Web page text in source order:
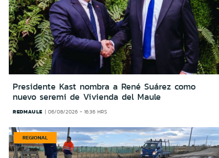
Presidente Kast nombra a René Suárez como
nuevo seremi de Vivienda del Maule
REDMAULE 06/08/2026 - 16:36 HRS
REGIONAL